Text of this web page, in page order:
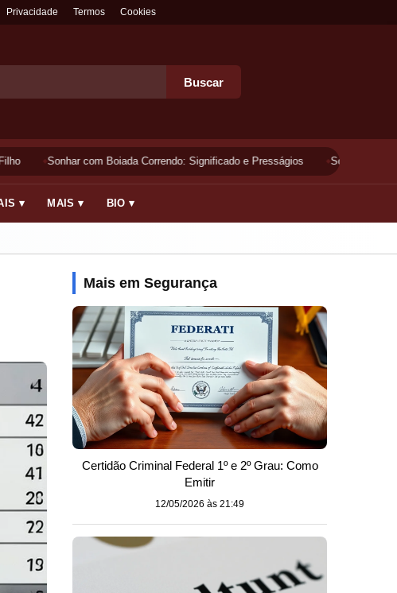
Privacidade Termos Cookies
Buscar
Sonhar com Boiada Correndo: Significado e Presságios Sonhar
▾ MAIS ▾ BIO ▾
Mais em Segurança
Certidão Criminal Federal 1º e 2º Grau: Como
Emitir
12/05/2026 às 21:49